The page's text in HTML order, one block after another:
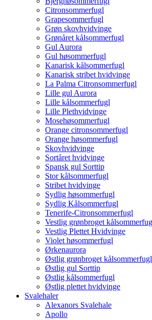
Citronsommerfugl
Grapesommerfugl
Grøn skovhvidvinge
Grønåret kålsommerfugl
Gul Aurora
Gul høsommerfugl
Kanarisk kålsommerfugl
Kanarisk stribet hvidvinge
La Palma Citronsommerfugl
Lille gul Aurora
Lille kålsommerfugl
Lille Plethvidvinge
Mosehøsommerfugl
Orange citronsommerfugl
Orange høsommerfugl
Skovhvidvinge
Sortåret hvidvinge
Spansk gul Sorttip
Stor kålsommerfugl
Stribet hvidvinge
Sydlig høsommerfugl
Sydlig Kålsommerfugl
Tenerife-Citronsommerfugl
Vestlig grønbroget
Vestlig Plettet Hvidvinge
Violet høsommerfugl
Ørkenaurora
Østlig grønbroget kålsommerfugl
Østlig gul Sorttip
Østlig kålsommerfugl
Østlig plettet hvidvinge
Svalehaler
Alexanors Svalehale
Apollo